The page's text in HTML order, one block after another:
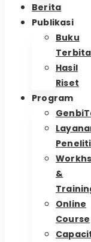
Berita
Publikasi
Buku
Hasil
Riset
Program
&
Online
Course